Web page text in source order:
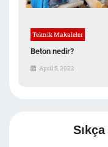
Teknik Makaleler
Beton nedir?
April 5, 2022